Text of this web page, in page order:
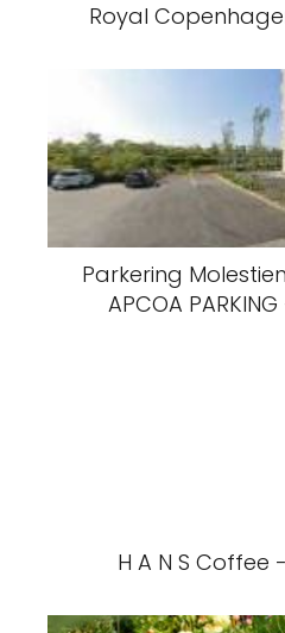
Royal
Parkering
APCOA
H A N S